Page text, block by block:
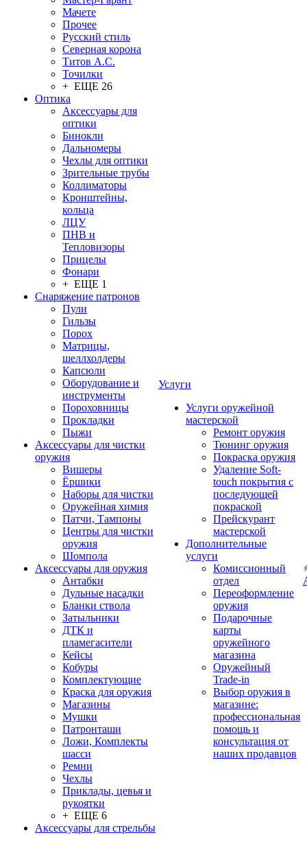
Мачете
Прочее
Русский стиль
Северная корона
Титов А.С.
Точилки
+ ЕЩЕ 26
Оптика
Аксессуары для
оптики
Бинокли
Дальномеры
Чехлы для оптики
Зрительные трубы
Коллиматоры
Кронштейны,
кольца
ЛЦУ
ПНВ и
Тепловизоры
Прицелы
Фонари
+ ЕЩЕ 1
Снаряжение патронов
Пули
Гильзы
Порох
Матрицы,
шеллхолдеры
Капсюли
Оборудование и
инструменты
Пороховницы
Прокладки
Пыжи
Аксессуары для чистки
оружия
Вишеры
Ёршики
Наборы для чистки
Оружейная химия
Патчи, Тампоны
Центры для чистки
оружия
Шомпола
Аксессуары для оружия
Антабки
Дульные насадки
Бланки ствола
Затыльники
ДТК и
пламегасители
Кейсы
Кобуры
Комплектующие
Краска для оружия
Магазины
Мушки
Патронташи
Ложи, Комплекты
шасси
Ремни
Чехлы
Приклады, цевья и
рукоятки
+ ЕЩЕ 6
Аксессуары для стрельбы
Услуги
Услуги оружейной
мастерской
Ремонт оружия
Тюнинг оружия
Покраска оружия
Удаление Soft-
touch покрытия с
последующей
покраской
Прейскурант
мастерской
Дополнительные
услуги
Комиссионный
отдел
Переоформление
оружия
Подарочные
карты
оружейного
магазина
Оружейный
Trade-in
Выбор оружия в
магазине:
профессиональная
помощь и
консультация от
наших продавцов